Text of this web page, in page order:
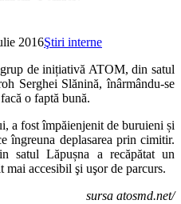
2016Ştiri interne
de inițiativă ATOM, din satul
Serghei Slănină, înârmându-se
o faptă bună.
a fost împăienjenit de buruieni și
îngreuna deplasarea prin cimitir.
satul Lăpușna a recăpătat un
accesibil şi uşor de parcurs.
sursa atosmd.net/